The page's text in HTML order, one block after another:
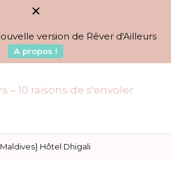
version de Rêver d'Ailleurs
A propos !
– 10
2010
Hôtel Dhigali